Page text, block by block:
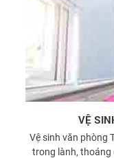
VỆ
Vệ sinh văn phòng
trong lành, thoáng